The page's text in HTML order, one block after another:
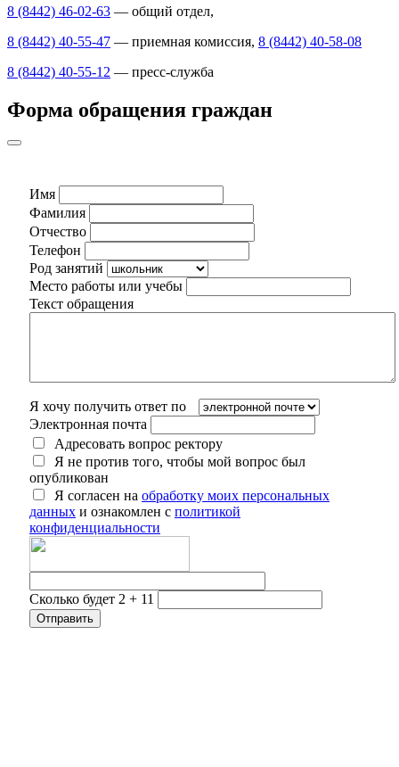
8 (8442) 46-02-63 — общий отдел,
8 (8442) 40-55-47 — приемная комиссия, 8 (8442) 40-58-08
8 (8442) 40-55-12 — пресс-служба
Форма обращения граждан
Имя
Фамилия
Отчество
Телефон
Род занятий
Место работы или учебы
Текст обращения
Я хочу получить ответ по
Электронная почта
Адресовать вопрос ректору
Я не против того, чтобы мой вопрос был
опубликован
Я согласен на обработку моих персональных
данных и ознакомлен с политикой
конфиденциальности
Сколько будет 2 + 11